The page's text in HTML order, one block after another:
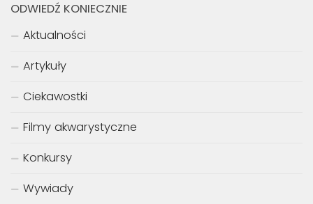
ODWIEDŹ KONIECZNIE
Aktualności
Artykuły
Ciekawostki
Filmy akwarystyczne
Konkursy
Wywiady